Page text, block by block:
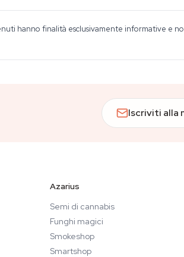
hanno finalità esclusivamente informative e
Iscriviti alla
Azarius
Semi di cannabis
Funghi magici
Smokeshop
Smartshop